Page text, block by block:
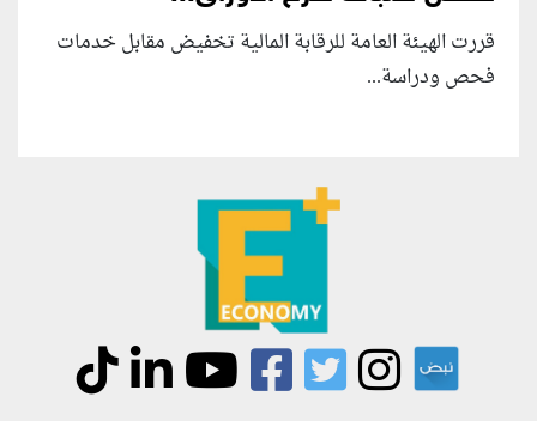
قررت الهيئة العامة للرقابة المالية تخفيض مقابل خدمات
فحص ودراسة...